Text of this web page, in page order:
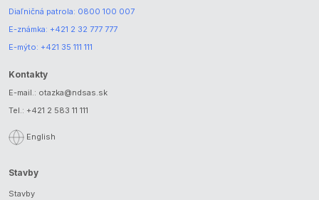
Diaľničná patrola: 0800 100 007
E-známka: +421 2 32 777 777
E-mýto: +421 35 111 111
Kontakty
E-mail.: otazka@ndsas.sk
Tel.: +421 2 583 11 111
English
Stavby
Stavby